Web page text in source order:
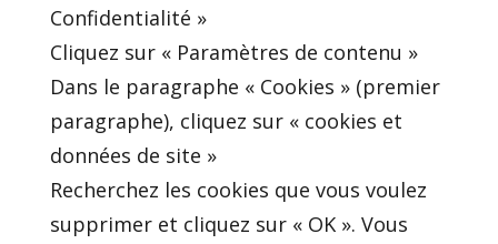
Confidentialité »
Cliquez sur « Paramètres de contenu »
Dans le paragraphe « Cookies » (premier
paragraphe), cliquez sur « cookies et
données de site »
Recherchez les cookies que vous voulez
supprimer et cliquez sur « OK ». Vous